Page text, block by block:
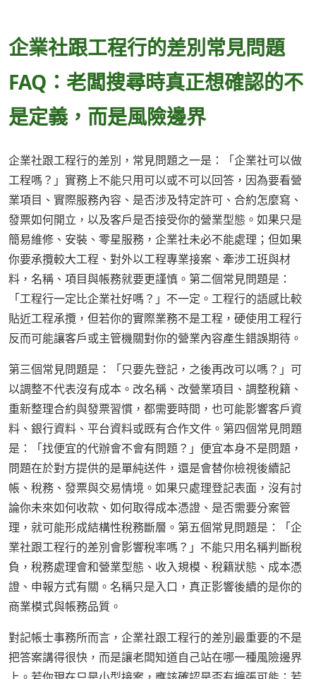
企業社跟工程行的差別常見問題
FAQ：老闆搜尋時真正想確認的不
是定義，而是風險邊界
企業社跟工程行的差別，常見問題之一是：「企業社可以做
工程嗎？」實務上不能只用可以或不可以回答，因為要看營
業項目、實際服務內容、是否涉及特定許可、合約怎麼寫、
發票如何開立，以及客戶是否接受你的營業型態。如果只是
簡易維修、安裝、零星服務，企業社未必不能處理；但如果
你要承攬較大工程、對外以工程專業接案、牽涉工班與材
料，名稱、項目與帳務就要更謹慎。第二個常見問題是：
「工程行一定比企業社好嗎？」不一定。工程行的語感比較
貼近工程承攬，但若你的實際業務不是工程，硬使用工程行
反而可能讓客戶或主管機關對你的營業內容產生錯誤期待。
第三個常見問題是：「只要先登記，之後再改可以嗎？」可
以調整不代表沒有成本。改名稱、改營業項目、調整稅籍、
重新整理合約與發票習慣，都需要時間，也可能影響客戶資
料、銀行資料、平台資料或既有合作文件。第四個常見問題
是：「找便宜的代辦會不會有問題？」便宜本身不是問題，
問題在於對方提供的是單純送件，還是會替你檢視後續記
帳、稅務、發票與交易情境。如果只處理登記表面，沒有討
論你未來如何收款、如何取得成本憑證、是否需要分案管
理，就可能形成結構性稅務斷層。第五個常見問題是：「企
業社跟工程行的差別會影響稅率嗎？」不能只用名稱判斷稅
負，稅務處理會和營業型態、收入規模、稅籍狀態、成本憑
證、申報方式有關。名稱只是入口，真正影響後續的是你的
商業模式與帳務品質。
對記帳士事務所而言，企業社跟工程行的差別最重要的不是
把答案講得很快，而是讓老闆知道自己站在哪一種風險邊界